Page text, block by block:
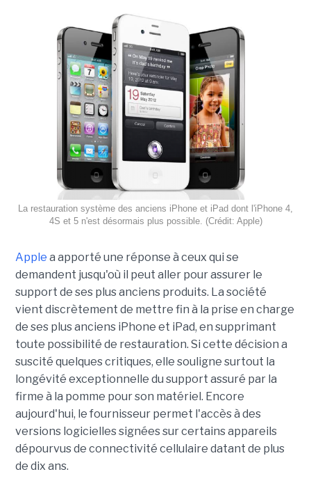
La restauration système des anciens iPhone et iPad dont l'iPhone 4,
4S et 5 n'est désormais plus possible. (Crédit: Apple)
Apple a apporté une réponse à ceux qui se
demandent jusqu'où il peut aller pour assurer le
support de ses plus anciens produits. La société
vient discrètement de mettre fin à la prise en charge
de ses plus anciens iPhone et iPad, en supprimant
toute possibilité de restauration. Si cette décision a
suscité quelques critiques, elle souligne surtout la
longévité exceptionnelle du support assuré par la
firme à la pomme pour son matériel. Encore
aujourd'hui, le fournisseur permet l'accès à des
versions logicielles signées sur certains appareils
dépourvus de connectivité cellulaire datant de plus
de dix ans.